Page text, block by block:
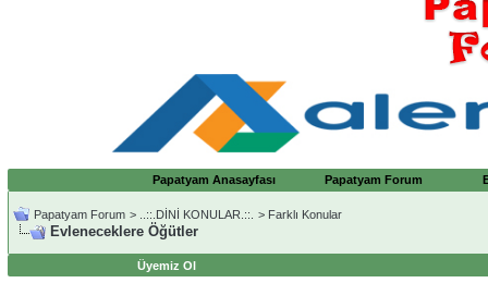
Papatyam Anasayfası Papatyam Forum
Papatyam Forum > ..::.DİNİ KONULAR.::. > Farklı Konular
Evleneceklere Öğütler
Üyemiz Ol